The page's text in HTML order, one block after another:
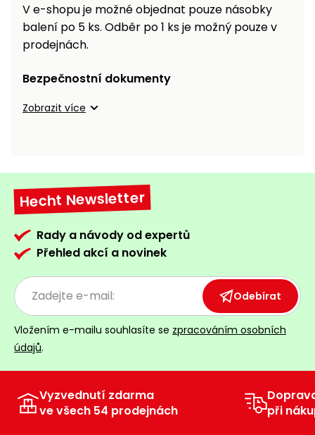
V e-shopu je možné objednat pouze násobky
balení po 5 ks. Odběr po 1 ks je možný pouze v
prodejnách.
Bezpečnostní dokumenty
Zobrazit více
Hecht Newsletter
Rady a návody od expertů
Přehled akcí a novinek
Odebírat
Vložením e-mailu souhlasíte se zpracováním osobních
údajů.
Vyzvednutí zdarma
ve všech 54 prodejnách
při